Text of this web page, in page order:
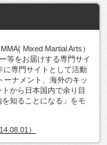
Mixed Martial Arts）
等をお届けする専門サイ
に専門サイトとして活動
ーナメント、海外のキッ
から日本国内で余り目
知ることになる」をモ
）